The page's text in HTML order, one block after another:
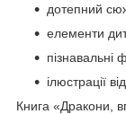
дотепний
елементи
пізнавальні
ілюстрації
Книга «Дракони,